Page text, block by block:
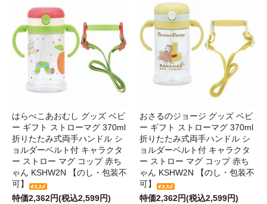
はらぺこあおむし グッズ ベビ
ー ギフト ストローマグ 370ml
折りたたみ式両手ハンドル シ
ョルダーベルト付 キャラクタ
ー ストロー マグ コップ 赤ち
ゃん KSHW2N 【のし・包装不
可】
特価2,362円(税込2,599円)
おさるのジョージ グッズ ベビ
ー ギフト ストローマグ 370ml
折りたたみ式両手ハンドル シ
ョルダーベルト付 キャラクタ
ー ストロー マグ コップ 赤ち
ゃん KSHW2N 【のし・包装不
可】
特価2,362円(税込2,599円)